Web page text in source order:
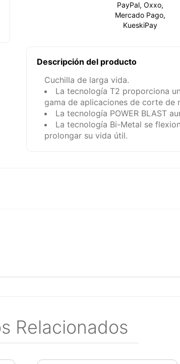
PayPal, Oxxo,
Mercado Pago,
KueskiPay
Descripción del producto
Cuchilla de larga vida.
La tecnología T2 proporciona
gama de aplicaciones de corte de
La tecnología POWER BLAST
La tecnología Bi-Metal se
prolongar su vida útil.
Relacionados